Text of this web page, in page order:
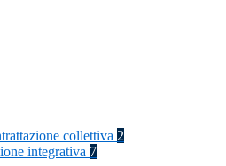
collettiva 2
integrativa 7